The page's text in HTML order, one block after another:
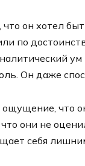
он хотел
по
Он даже
ощущение, что
они не
себя